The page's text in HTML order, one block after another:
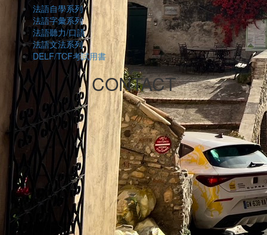
法語自學系列
法語字彙系列
法語聽力/口語
法語文法系列
DELF/TCF考試用書
CONTACT